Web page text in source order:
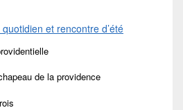
et rencontre d’été
de la providence